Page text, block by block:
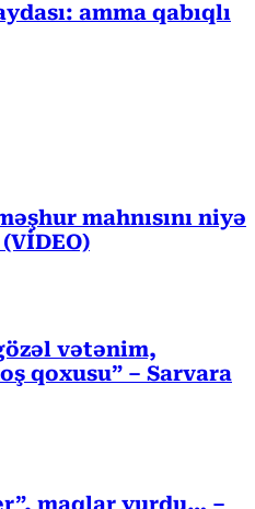
amma qabıqlı
mahnısını niyə
vətənim,
qoxusu” – Sarvara